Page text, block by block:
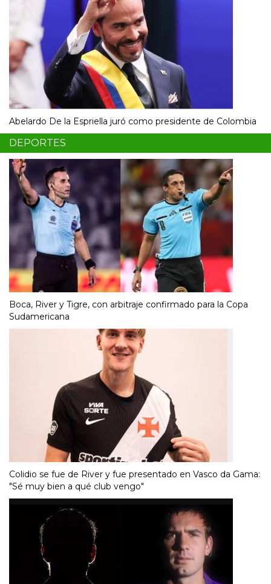
Abelardo De la Espriella juró como presidente de Colombia
DEPORTES
Boca, River y Tigre, con arbitraje confirmado para la Copa
Sudamericana
Colidio se fue de River y fue presentado en Vasco da Gama:
"Sé muy bien a qué club vengo"